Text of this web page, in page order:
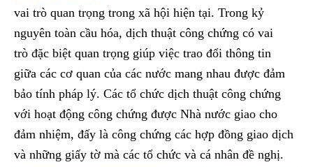
vai trò quan trọng trong xã hội hiện tại. Trong kỷ
nguyên toàn cầu hóa, dịch thuật công chứng có vai
trò đặc biệt quan trọng giúp việc trao đổi thông tin
giữa các cơ quan của các nước mang nhau được đảm
bảo tính pháp lý. Các tổ chức dịch thuật công chứng
với hoạt động công chứng được Nhà nước giao cho
đảm nhiệm, đấy là công chứng các hợp đồng giao dịch
và những giấy tờ mà các tổ chức và cá nhân đề nghị.